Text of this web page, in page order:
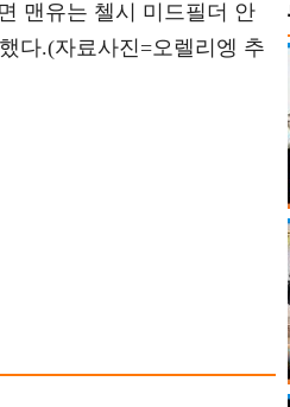
맨유는 첼시 미드필더 안
다.(자료사진=오렐리엥 추